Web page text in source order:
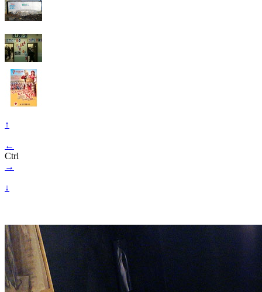
↑
←
Ctrl
→
↓